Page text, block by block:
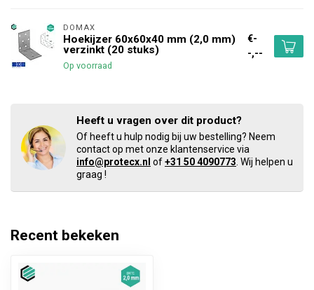
DOMAX
Hoekijzer 60x60x40 mm (2,0 mm)
verzinkt (20 stuks)
Op voorraad
€-
-,--
Heeft u vragen over dit product?
Of heeft u hulp nodig bij uw bestelling? Neem
contact op met onze klantenservice via
info@protecx.nl of+31 50 4090773 . Wij helpen u
graag !
Recent bekeken